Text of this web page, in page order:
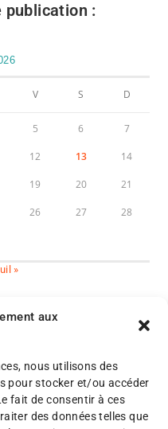
aux
nous utilisons des
pour stocker et/ou accéder
fait de consentir à ces
des données telles que
publication :
V S D
5 6 7
12 13 14
19 20 21
26 27 28
»